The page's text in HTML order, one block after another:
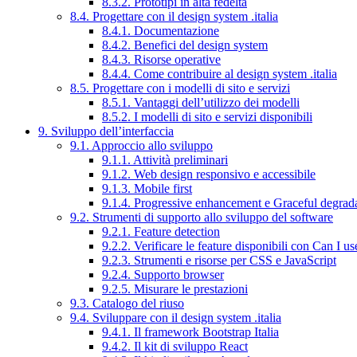
8.4. Progettare con il design system .italia
8.4.1. Documentazione
8.4.2. Benefici del design system
8.4.3. Risorse operative
8.4.4. Come contribuire al design system .italia
8.5. Progettare con i modelli di sito e servizi
8.5.1. Vantaggi dell’utilizzo dei modelli
8.5.2. I modelli di sito e servizi disponibili
9. Sviluppo dell’interfaccia
9.1. Approccio allo sviluppo
9.1.1. Attività preliminari
9.1.2. Web design responsivo e accessibile
9.1.3. Mobile first
9.1.4. Progressive enhancement e Graceful
9.2. Strumenti di supporto allo sviluppo del software
9.2.1. Feature detection
9.2.2. Verificare le feature disponibili con Can I
9.2.3. Strumenti e risorse per CSS e JavaScript
9.2.4. Supporto browser
9.2.5. Misurare le prestazioni
9.3. Catalogo del riuso
9.4. Sviluppare con il design system .italia
9.4.1. Il framework Bootstrap Italia
9.4.2. Il kit di sviluppo React